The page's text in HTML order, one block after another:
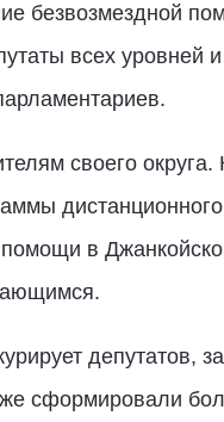
безвозмездной
всех уровней
своего округа.
в
депутатов,
сформировали